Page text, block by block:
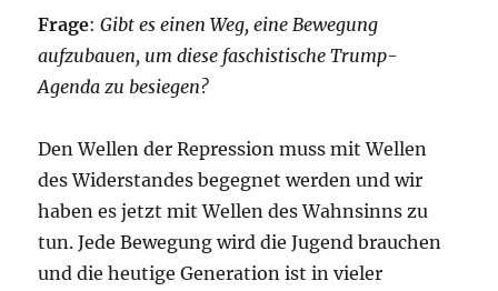
Frage:Gibt es einen Weg, eine Bewegung
aufzubauen, um diese faschistische Trump-
Agenda zu besiegen?
Den Wellen der Repression muss mit Wellen
des Widerstandes begegnet werden und wir
haben es jetzt mit Wellen des Wahnsinns zu
tun. Jede Bewegung wird die Jugend brauchen
und die heutige Generation ist in vieler